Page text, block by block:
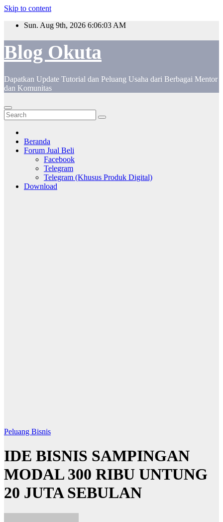
Skip to content
Sun. Aug 9th, 2026 6:06:03 AM
Blog Okuta
Dapatkan Update Tutorial dan Peluang Usaha dari Berbagai Mentor
dan Komunitas
Beranda
Forum Jual Beli
Facebook
Telegram
Telegram (Khusus Produk Digital)
Download
Peluang Bisnis
IDE BISNIS SAMPINGAN
MODAL 300 RIBU UNTUNG
20 JUTA SEBULAN